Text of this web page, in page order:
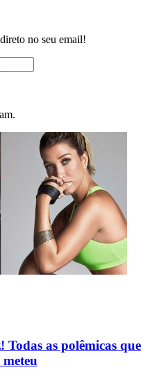
no seu email!
as polêmicas que